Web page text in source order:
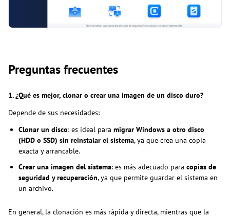
Preguntas frecuentes
1. ¿Qué es mejor, clonar o crear una imagen de un disco duro?
Depende de sus necesidades:
Clonar un disco: es ideal para migrar Windows a otro disco
(HDD o SSD) sin reinstalar el sistema, ya que crea una copia
exacta y arrancable.
Crear una imagen del sistema: es más adecuado para copias de
seguridad y recuperación, ya que permite guardar el sistema en
un archivo.
En general, la clonación es más rápida y directa, mientras que la